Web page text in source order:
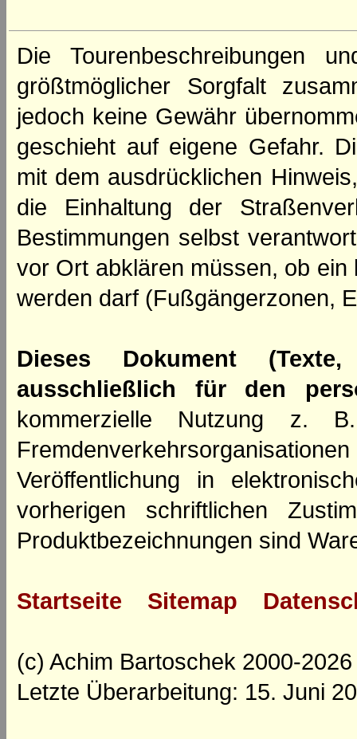
Die Tourenbeschreibungen
größtmöglicher Sorgfalt
jedoch keine Gewähr
geschieht auf eigene Gefahr.
mit dem ausdrücklichen
die Einhaltung der
Bestimmungen selbst
vor Ort abklären müssen, ob
werden darf (Fußgängerzonen,
Dieses Dokument
ausschließlich für den
kommerzielle Nutzung z.
Veröffentlichung in
vorherigen schriftlichen
Produktbezeichnungen sind
Startseite Sitemap
(c) Achim Bartoschek 2000-2026
Letzte Überarbeitung: 15. Juni